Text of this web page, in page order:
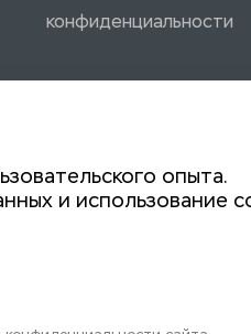
конфиденциальности
опыта.
и использование